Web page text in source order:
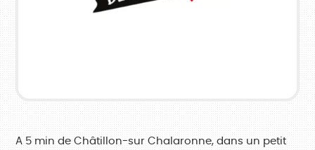
A 5 min de Châtillon-sur Chalaronne, dans un petit